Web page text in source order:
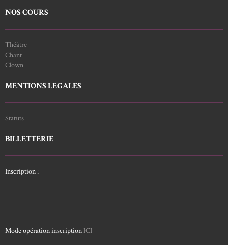
NOS COURS
Théâtre
Chant
Clown
MENTIONS LEGALES
Statuts
BILLETTERIE
Inscription :
Mode opération inscription ICI